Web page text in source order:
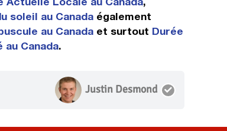
soleil au Canada également
au Canada et surtout Durée
Canada.
Justin Desmond